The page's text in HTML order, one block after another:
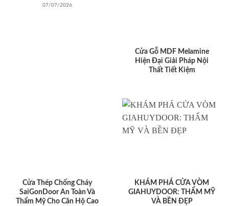
07/07/2026
Cửa Gỗ MDF Melamine
Hiện Đại Giải Pháp Nội
Thất Tiết Kiệm
Cửa Thép Chống Cháy
SaiGonDoor An Toàn Và
Thẩm Mỹ Cho Căn Hộ Cao
KHÁM PHÁ CỬA VÒM
GIAHUYDOOR: THẨM MỸ
VÀ BỀN ĐẸP